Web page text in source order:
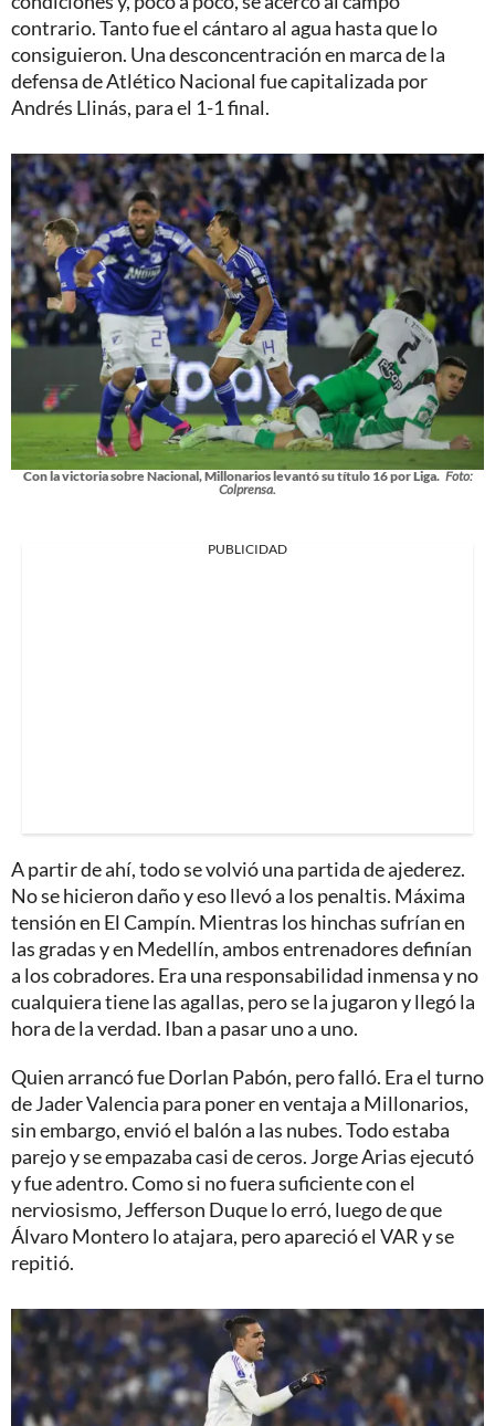
contrario. Tanto fue el cántaro al agua hasta que lo
consiguieron. Una desconcentración en marca de la
defensa de Atlético Nacional fue capitalizada por
Andrés Llinás, para el 1-1 final.
Con la victoria sobre Nacional, Millonarios levantó su título 16 por Liga. Foto:
Colprensa.
PUBLICIDAD
A partir de ahí, todo se volvió una partida de ajederez.
No se hicieron daño y eso llevó a los penaltis. Máxima
tensión en El Campín. Mientras los hinchas sufrían en
las gradas y en Medellín, ambos entrenadores definían
a los cobradores. Era una responsabilidad inmensa y no
cualquiera tiene las agallas, pero se la jugaron y llegó la
hora de la verdad. Iban a pasar uno a uno.
Quien arrancó fue Dorlan Pabón, pero falló. Era el turno
de Jader Valencia para poner en ventaja a Millonarios,
sin embargo, envió el balón a las nubes. Todo estaba
parejo y se empazaba casi de ceros. Jorge Arias ejecutó
y fue adentro. Como si no fuera suficiente con el
nerviosismo, Jefferson Duque lo erró, luego de que
Álvaro Montero lo atajara, pero apareció el VAR y se
repitió.